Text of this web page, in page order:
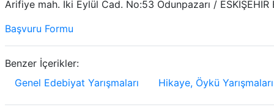
Arifiye mah. İki Eylül Cad. No:53 Odunpazarı /
Başvuru Formu
Benzer İçerikler:
Genel Edebiyat Yarışmaları
Hikaye, Öykü Yarışmaları